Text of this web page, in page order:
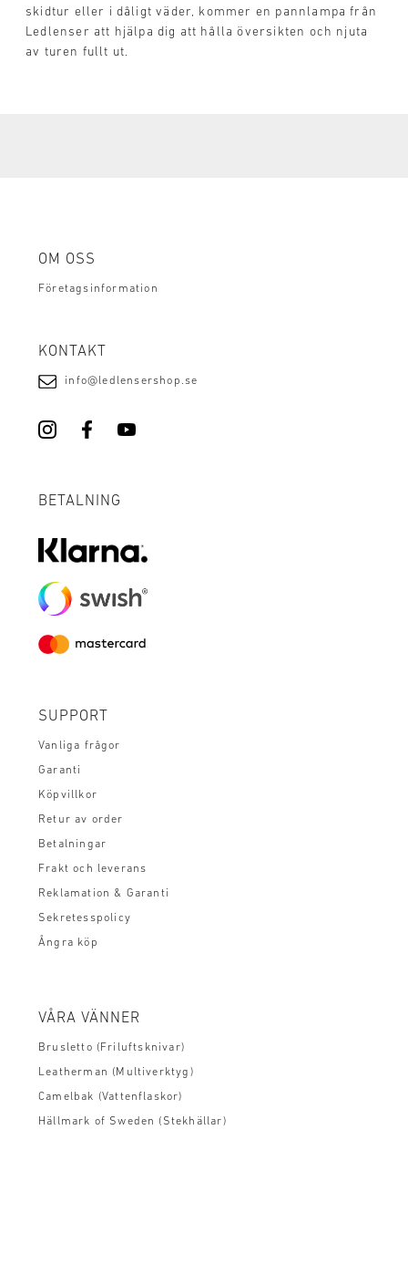
skidtur eller i dåligt väder, kommer en pannlampa från
Ledlenser att hjälpa dig att hålla översikten och njuta
av turen fullt ut.
OM OSS
Företagsinformation
KONTAKT
info@ledlensershop.se
BETALNING
SUPPORT
Vanliga frågor
Garanti
Köpvillkor
Retur av order
Betalningar
Frakt och leverans
Reklamation & Garanti
Sekretesspolicy
Ångra köp
VÅRA VÄNNER
Brusletto (Friluftsknivar)
Leatherman (Multiverktyg)
Camelbak (Vattenflaskor)
Hällmark of Sweden (Stekhällar)